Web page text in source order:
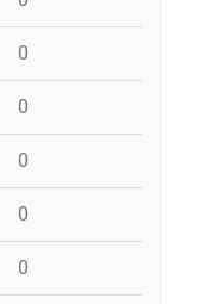
0
0
0
0
0